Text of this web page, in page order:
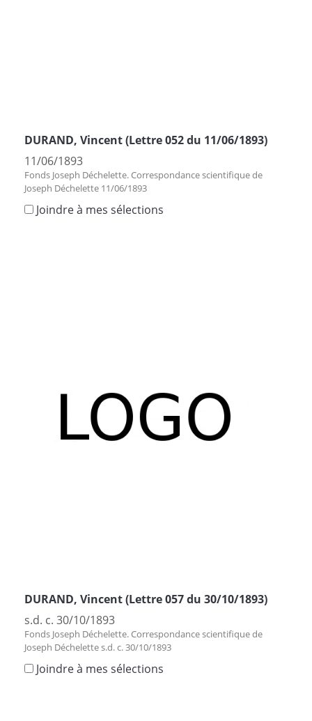
DURAND, Vincent (Lettre 052 du 11/06/1893)
11/06/1893
Fonds Joseph Déchelette. Correspondance scientifique de
Joseph Déchelette 11/06/1893
Joindre à mes sélections
DURAND, Vincent (Lettre 057 du 30/10/1893)
s.d. c. 30/10/1893
Fonds Joseph Déchelette. Correspondance scientifique de
Joseph Déchelette s.d. c. 30/10/1893
Joindre à mes sélections